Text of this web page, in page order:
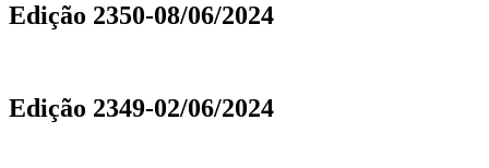
Edição 2350-08/06/2024
Edição 2349-02/06/2024